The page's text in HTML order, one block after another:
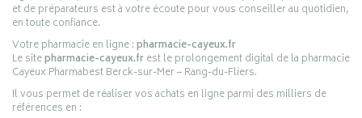
et de préparateurs est à votre écoute pour vous conseiller au quotidien,
en toute confiance.
Votre pharmacie en ligne :pharmacie-cayeux.fr
Le sitepharmacie-cayeux.frest le prolongement digital de la pharmacie
Cayeux Pharmabest Berck-sur-Mer – Rang-du-Fliers.
Il vous permet de réaliser vos achats en ligne parmi des milliers de
références en :